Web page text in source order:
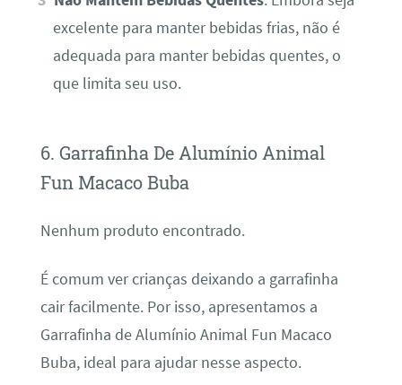
excelente para manter bebidas frias, não é
adequada para manter bebidas quentes, o
que limita seu uso.
6. Garrafinha De Alumínio Animal
Fun Macaco Buba
Nenhum produto encontrado.
É comum ver crianças deixando a garrafinha
cair facilmente. Por isso, apresentamos a
Garrafinha de Alumínio Animal Fun Macaco
Buba, ideal para ajudar nesse aspecto.